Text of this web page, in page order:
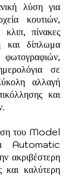
λύση για
κουτιών,
πίνακες
και δίπλωμα
σε
αλλαγή
και
του Model
Automatic
και καλύτερη